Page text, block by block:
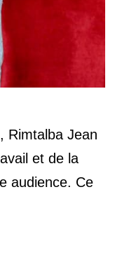
Rimtalba Jean
et de la
audience. Ce